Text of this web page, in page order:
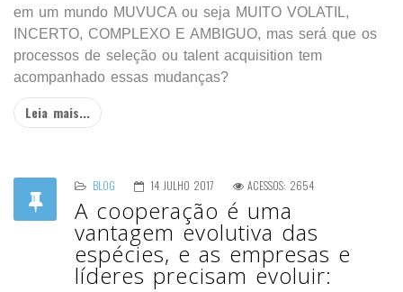
em um mundo MUVUCA ou seja MUITO VOLATIL,
INCERTO, COMPLEXO E AMBIGUO, mas será que os
processos de seleção ou talent acquisition tem
acompanhado essas mudanças?
Leia mais...
BLOG 14 JULHO 2017 ACESSOS: 2654
A cooperação é uma
vantagem evolutiva das
espécies, e as empresas e
líderes precisam evoluir: